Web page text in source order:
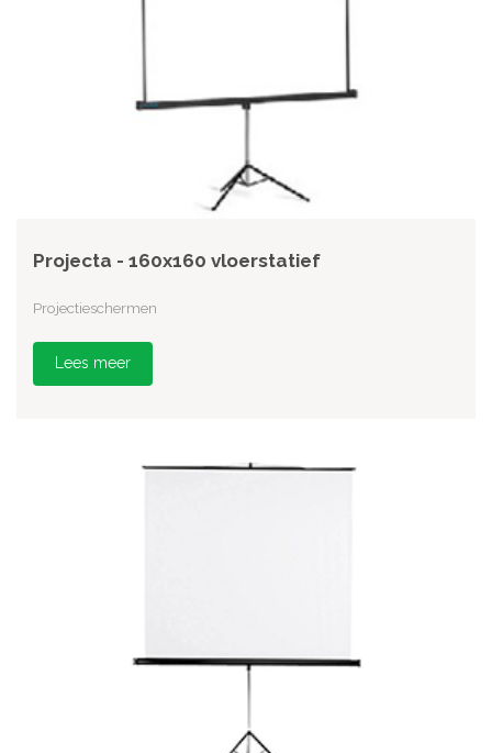
Projecta - 160x160 vloerstatief
Projectieschermen
Lees meer